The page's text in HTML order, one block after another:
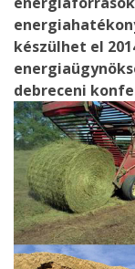
készülhet el
debreceni